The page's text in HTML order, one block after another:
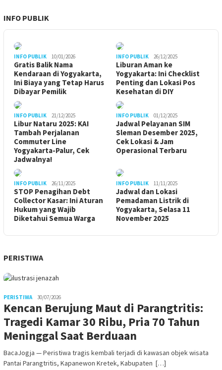
INFO PUBLIK
INFO PUBLIK 10/01/2026
Gratis Balik Nama
Kendaraan di Yogyakarta,
Ini Biaya yang Tetap Harus
Dibayar Pemilik
INFO PUBLIK 26/12/2025
Liburan Aman ke
Yogyakarta: Ini Checklist
Penting dan Lokasi Pos
Kesehatan di DIY
INFO PUBLIK 21/12/2025
Libur Nataru 2025: KAI
Tambah Perjalanan
Commuter Line
Yogyakarta-Palur, Cek
Jadwalnya!
INFO PUBLIK 01/12/2025
Jadwal Pelayanan SIM
Sleman Desember 2025,
Cek Lokasi & Jam
Operasional Terbaru
INFO PUBLIK 26/11/2025
STOP Penagihan Debt
Collector Kasar: Ini Aturan
Hukum yang Wajib
Diketahui Semua Warga
INFO PUBLIK 11/11/2025
Jadwal dan Lokasi
Pemadaman Listrik di
Yogyakarta, Selasa 11
November 2025
PERISTIWA
PERISTIWA 30/07/2026
Kencan Berujung Maut di Parangtritis:
Tragedi Kamar 30 Ribu, Pria 70 Tahun
Meninggal Saat Berduaan
BacaJogja — Peristiwa tragis kembali terjadi di kawasan objek wisata
Pantai Parangtritis, Kapanewon Kretek, Kabupaten […]